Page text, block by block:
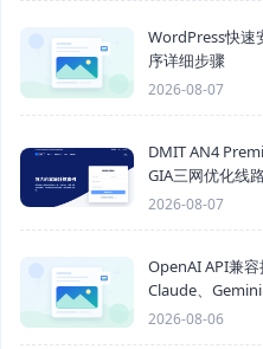
WordPress快速
序详细步骤
2026-08-07
DMIT AN4
GIA三网优化线
2026-08-07
OpenAI API兼容
Claude、
2026-08-06